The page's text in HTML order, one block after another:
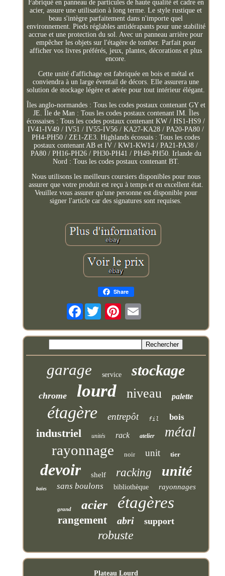
Fabriqué en panneau de particules de haute qualité et cadre en
acier, assure une utilisation à long terme. Le style rustique et
beau s'intègre parfaitement dans n'importe quel
environnement. Pieds réglables antidérapants pour une stabilité
accrue et une protection du sol. Avec un panneau arrière pour
empêcher les objets sur l'étagère de tomber. Parfait pour
afficher vos livres préférés, jeux, plantes, décorations et plus
encore.
Cette unité d'affichage est fabriquée en bois et métal et
conviendra à un large éventail de décors. Elle assurera une
solution de stockage légère et aérée pour tout intérieur élégant.
Îles anglo-normandes : Tous les codes postaux contenant GY et
JE. Île de Man : Tous les codes postaux contenant IM. Îles
écossaises : Tous les codes postaux contenant KW / HS1-HS9 /
IV41-IV49 / IV51 / IV55-IV56 / KA27-KA28 / PA20-PA80 /
PH4-PH50 / ZE1-ZE3. Highlands écossais : Tous les codes
postaux contenant AB et IV / KW1-KW14 / PA21-PA38 /
PA80 / PH16-PH26 / PH30-PH41 / PH49-PH50. Irlande du
Nord : Tous les codes postaux contenant BT.
Nous utilisons les meilleurs coursiers disponibles pour nous
assurer que votre produit est reçu à temps et en excellent état.
Veuillez vous assurer qu'une personne est disponible pour
signer l'article car des signatures sont requises.
Share
Facebook
garage service stockage
chrome lourd niveau palette
étagère entrepôt fil bois
industriel unités rack atelier métal
rayonnage noir unit tier
devoir shelf racking unité
baies sans boulons bibliothèque rayonnages
grand acier étagères
rangement abri support
robuste
Plateau Lourd